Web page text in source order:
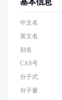
基本信息
中文名
英文名
别名
CAS号
分子式
分子量